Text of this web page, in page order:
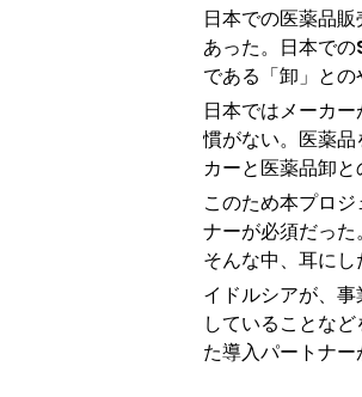
日本での医薬品
あった。日本で
である「卸」と
日本ではメーカ
慣がない。医薬
カーと医薬品卸
このため本プロ
ナーが必須だっ
そんな中、耳に
イドルシアが、
していることな
た導入パートナ